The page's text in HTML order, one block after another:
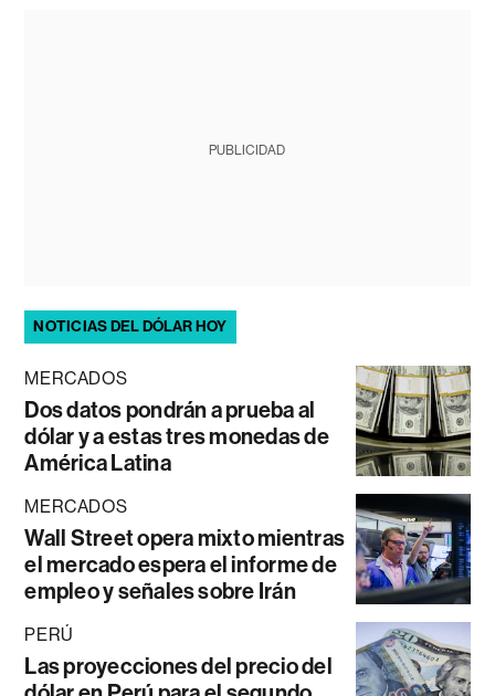
PUBLICIDAD
NOTICIAS DEL DÓLAR HOY
MERCADOS
Dos datos pondrán a prueba al
dólar y a estas tres monedas de
América Latina
MERCADOS
Wall Street opera mixto mientras
el mercado espera el informe de
empleo y señales sobre Irán
PERÚ
Las proyecciones del precio del